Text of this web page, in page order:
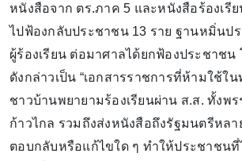
หนังสือจาก ตร.ภาค 5 และหนังสือร้องเรี
ไปฟ้องกลับประชาชน 13 ราย ฐานหมิ่นป
ผู้ร้องเรียน ต่อมาศาลได้ยกฟ้องประชาชน
ดังกล่าวเป็น “เอกสารราชการที่ห้ามใช้ใน
ชาวบ้านพยายามร้องเรียนผ่าน ส.ส. ทั้งพร
ก้าวไกล รวมถึงส่งหนังสือถึงรัฐมนตรีหล
ตอบกลับหรือแก้ไขใด ๆ ทำให้ประชาชนที่